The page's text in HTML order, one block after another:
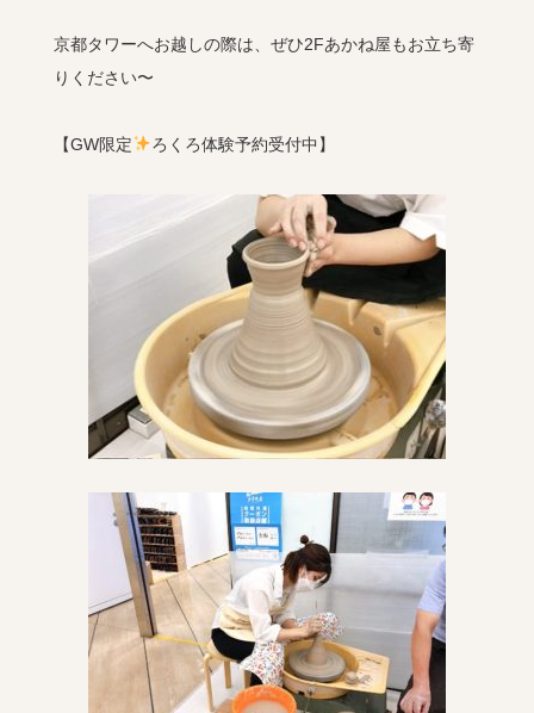
京都タワーへお越しの際は、ぜひ2Fあかね屋もお立ち寄
りください〜
【GW限定 ろくろ体験予約受付中】